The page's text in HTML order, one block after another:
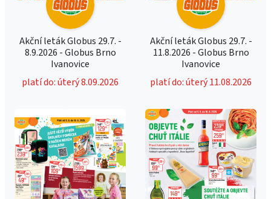
Akční leták Globus 29.7. -
8.9.2026 - Globus Brno
Ivanovice
platí do: úterý 8.09.2026
Akční leták Globus 29.7. -
11.8.2026 - Globus Brno
Ivanovice
platí do: úterý 11.08.2026